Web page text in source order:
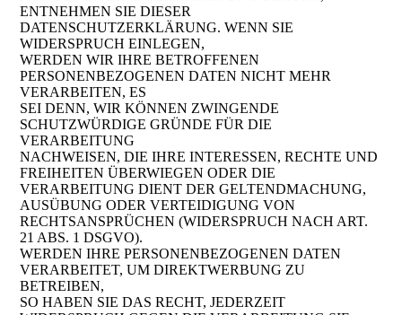
ENTNEHMEN SIE DIESER
DATENSCHUTZERKLÄRUNG. WENN SIE
WIDERSPRUCH EINLEGEN,
WERDEN WIR IHRE BETROFFENEN
PERSONENBEZOGENEN DATEN NICHT MEHR
VERARBEITEN, ES
SEI DENN, WIR KÖNNEN ZWINGENDE
SCHUTZWÜRDIGE GRÜNDE FÜR DIE
VERARBEITUNG
NACHWEISEN, DIE IHRE INTERESSEN, RECHTE UND
FREIHEITEN ÜBERWIEGEN ODER DIE
VERARBEITUNG DIENT DER GELTENDMACHUNG,
AUSÜBUNG ODER VERTEIDIGUNG VON
RECHTSANSPRÜCHEN (WIDERSPRUCH NACH ART.
21 ABS. 1 DSGVO).
WERDEN IHRE PERSONENBEZOGENEN DATEN
VERARBEITET, UM DIREKTWERBUNG ZU
BETREIBEN,
SO HABEN SIE DAS RECHT, JEDERZEIT